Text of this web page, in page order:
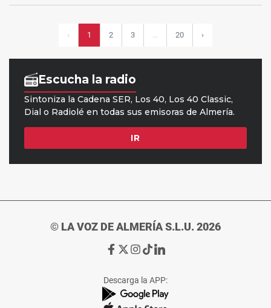
‹ 1 2 3 … 20 ›
© LA VOZ DE ALMERÍA S.L.U. 2026
Ir
de
La
Ir
de
La
Ir
de
La
Ir
de
La
Ir
de
La
Descarga la APP: